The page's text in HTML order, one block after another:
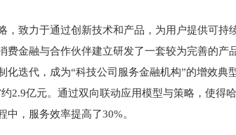
，致力于通过创新技术和产品，为用户提供可持
费金融与合作伙伴建立研发了一套较为完善的产
化迭代，成为“科技公司服务金融机构”的增效典
2.9亿元。通过双向联动应用模型与策略，使得
，服务效率提高了30%。